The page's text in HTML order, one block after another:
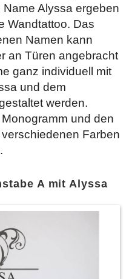
Alyssa ergeben
Wandtattoo. Das
Namen kann
an Türen angebracht
ganz individuell mit
und dem
werden.
und den
Farben
.
A mit Alyssa